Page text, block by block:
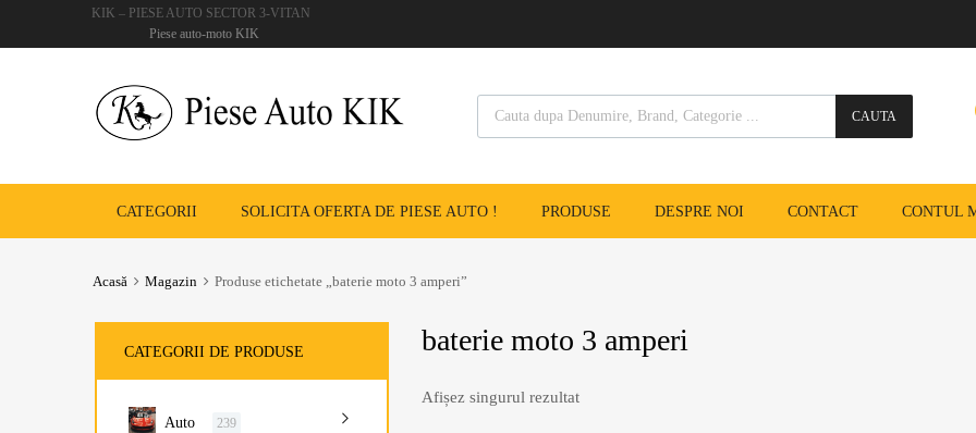
KIK – PIESE AUTO SECTOR 3-VITAN
Piese auto-moto KIK
CAUTA
CATEGORII SOLICITA OFERTA DE PIESE AUTO ! PRODUSE DESPRE NOI CONTACT CONTUL
Acasă Magazin Produse etichetate „baterie moto 3 amperi”
baterie moto 3 amperi
Afișez singurul rezultat
CATEGORII DE PRODUSE
Auto 239